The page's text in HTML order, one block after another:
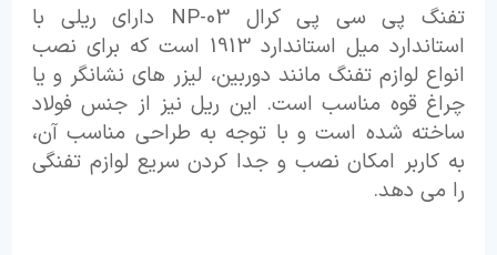
تفنگ پی سی پی کرال NP-03 دارای ریلی با
استاندارد میل استاندارد 1913 است که برای نصب
انواع لوازم تفنگ مانند دوربین، لیزر های نشانگر و یا
چراغ‌ قوه مناسب است. این ریل نیز از جنس فولاد
ساخته شده است و با توجه به طراحی مناسب آن،
به کاربر امکان نصب و جدا کردن سریع لوازم تفنگی
را می دهد.